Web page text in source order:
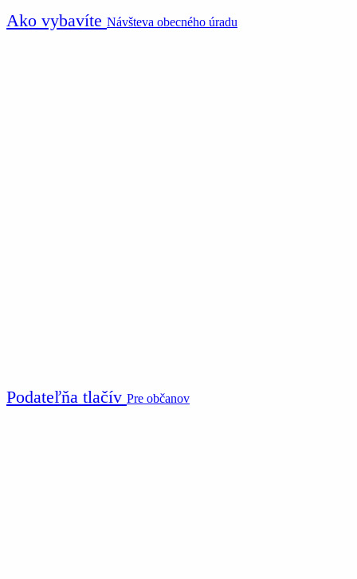
Ako vybavíte Návšteva obecného úradu
Podateľňa tlačív Pre občanov